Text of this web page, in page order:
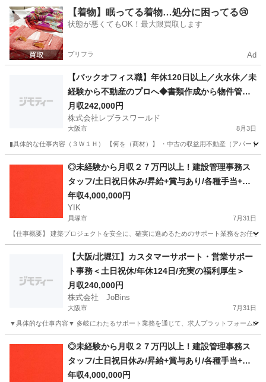
大阪 藤井寺市 一般事務
【着物】眠ってる着物…処分に困ってる😢
状態が悪くてもOK！最大限買取します
プリフラ Ad
【バックオフィス職】年休120日以上／火水休／未
経験から不動産のプロへ◆書類作成から物件管理
まで
月収242,000円
株式会社レプラスワールド
大阪市 8月3日
▮具体的な仕事内容（３Ｗ１Ｈ） 【何を（商材）】 ・中古の収益用不動産（アパート
一般事務
◎未経験から月収２７万円以上！建設管理事務ス
タッフ/土日祝日休み/昇給+賞与あり/各種手当+寮
完備
年収4,000,000円
YIK
貝塚市 7月31日
【仕事概要】 建築プロジェクトを安全に、確実に進めるためのサポート業務をお任
事務 未経験
【大阪/北堀江】カスタマーサポート・営業サポー
ト事務＜土日祝休/年休124日/充実の福利厚生＞
月収240,000円
株式会社 JoBins
大阪市 7月31日
▼具体的な仕事内容▼ 多岐にわたるサポート業務を通じて、求人プラットフォームの
営業事務
◎未経験から月収２７万円以上！建設管理事務ス
タッフ/土日祝日休み/昇給+賞与あり/各種手当+寮
完備
年収4,000,000円